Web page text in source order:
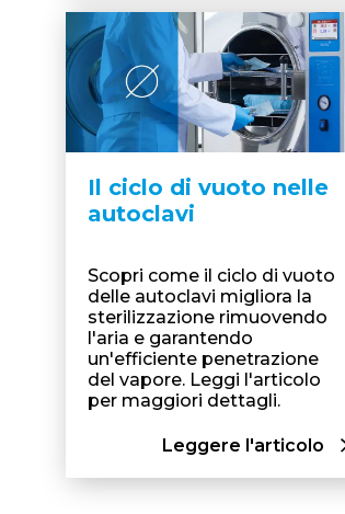
Il ciclo di vuoto nelle
autoclavi
Scopri come il ciclo di vuoto
delle autoclavi migliora la
sterilizzazione rimuovendo
l'aria e garantendo
un'efficiente penetrazione
del vapore. Leggi l'articolo
per maggiori dettagli.
Leggere l'articolo